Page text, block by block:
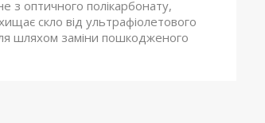
з оптичного полікарбонату,
скло від ультрафіолетового
шляхом заміни пошкодженого